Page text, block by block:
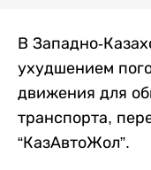
В Западно-
ухудшением
движения для
транспорта,
“КазАвтоЖол”.